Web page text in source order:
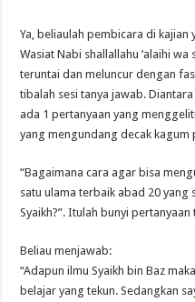
Ya, beliaulah pembicara di
Wasiat Nabi shallallahu ‘alaihi
teruntai dan meluncur dengan
tibalah sesi tanya jawab.
ada 1 pertanyaan yang
yang mengundang decak kagum
“Bagaimana cara agar bisa
satu ulama terbaik abad 20 yang
Syaikh?”. Itulah bunyi pertanyaan
Beliau menjawab:
“Adapun ilmu Syaikh bin Baz
belajar yang tekun. Sedangkan